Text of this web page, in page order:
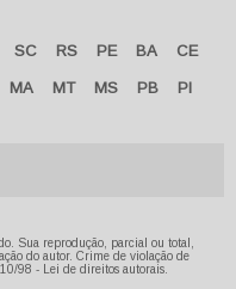
SC RS PE BA CE
MA MT MS PB PI
Sua reprodução, parcial ou total,
do autor. Crime de violação de
98 - Lei de direitos autorais